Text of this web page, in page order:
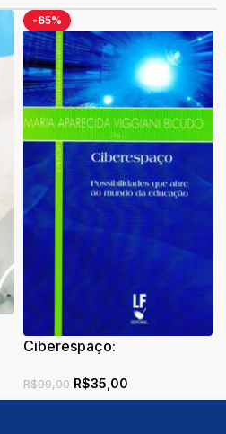
-65%
Ciberespaço:
mundo da educação
R$99,00 R$35,00